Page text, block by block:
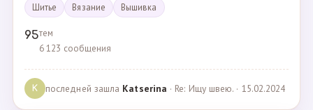
Шитье Вязание Вышивка
95тем
6 123 сообщения
K последней зашла Katserina · Re: Ищу швею. · 15.02.2024